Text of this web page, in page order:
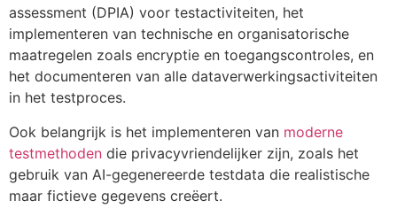
assessment (DPIA) voor testactiviteiten, het
implementeren van technische en organisatorische
maatregelen zoals encryptie en toegangscontroles, en
het documenteren van alle dataverwerkingsactiviteiten
in het testproces.
Ook belangrijk is het implementeren van moderne
testmethoden die privacyvriendelijker zijn, zoals het
gebruik van AI-gegenereerde testdata die realistische
maar fictieve gegevens creëert.